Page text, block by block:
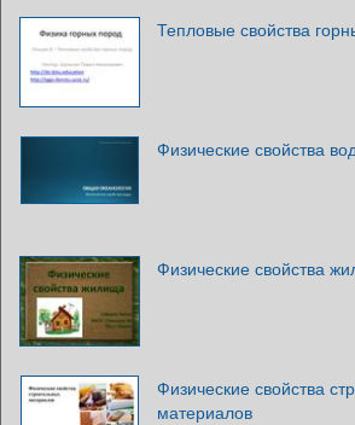
Тепловые свойства
Физические свойства
Физические свойства
Физические свойства
материалов